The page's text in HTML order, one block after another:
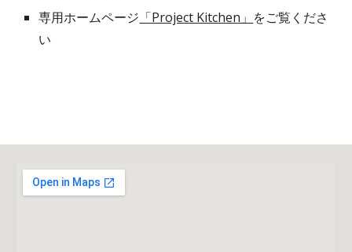
専用ホームページ 「Project Kitchen」 をご覧くださ
い